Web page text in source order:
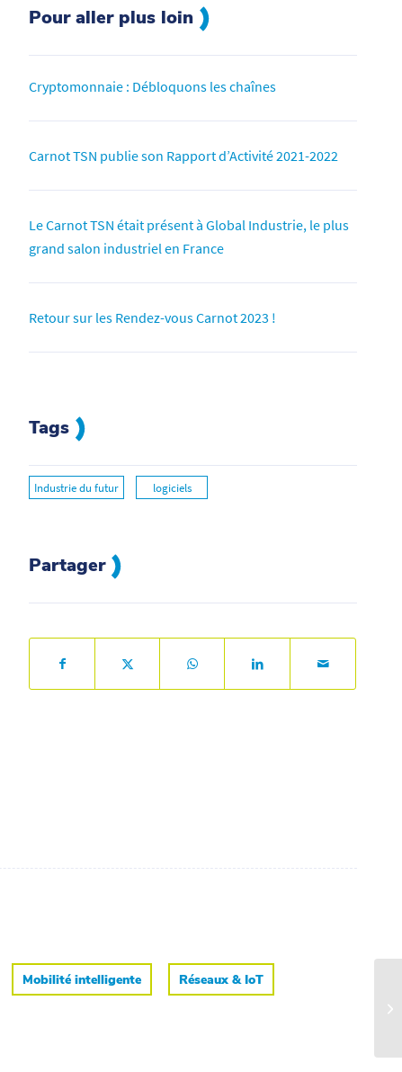
Pour aller plus loin
Cryptomonnaie : Débloquons les chaînes
Carnot TSN publie son Rapport d’Activité 2021-2022
Le Carnot TSN était présent à Global Industrie, le plus
grand salon industriel en France
Retour sur les Rendez-vous Carnot 2023 !
Tags
Industrie du futur logiciels
Partager
Mobilité intelligente Réseaux & IoT